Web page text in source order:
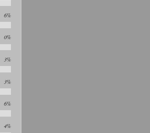
6%
0%
3%
3%
6%
4%